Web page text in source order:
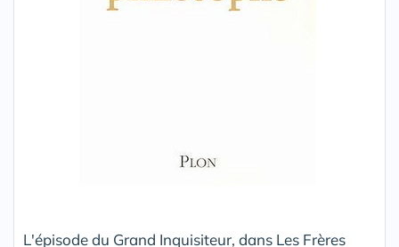
L'épisode du Grand Inquisiteur, dans Les Frères